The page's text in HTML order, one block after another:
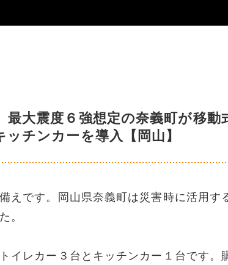
大震度６強想定の奈義町が移動
ッチンカーを導入【岡山】
えです。岡山県奈義町は災害時に活用す
。
イレカー３台とキッチンカー１台です。